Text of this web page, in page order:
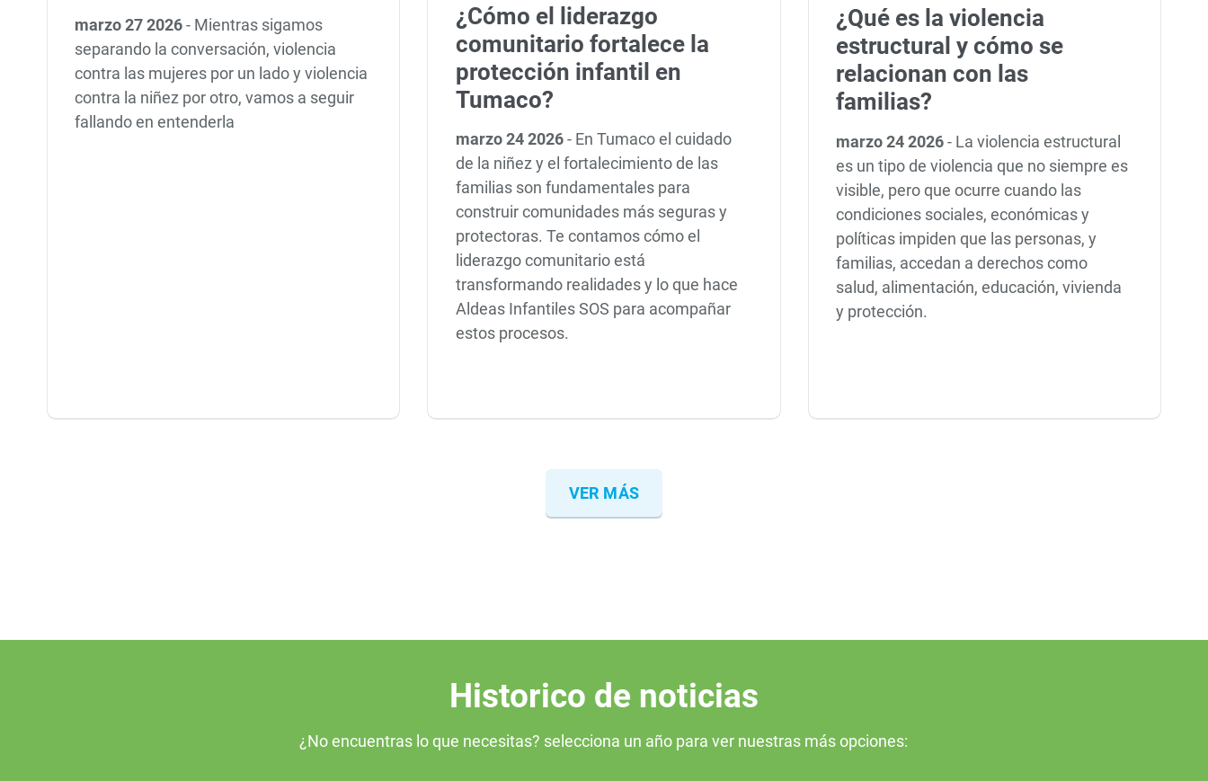
marzo 27 2026- Mientras sigamos
separando la conversación, violencia
contra las mujeres por un lado y violencia
contra la niñez por otro, vamos a seguir
fallando en entenderla
¿Cómo el liderazgo
comunitario fortalece la
protección infantil en
Tumaco?
marzo 24 2026- En Tumaco el cuidado
de la niñez y el fortalecimiento de las
familias son fundamentales para
construir comunidades más seguras y
protectoras. Te contamos cómo el
liderazgo comunitario está
transformando realidades y lo que hace
Aldeas Infantiles SOS para acompañar
estos procesos.
¿Qué es la violencia
estructural y cómo se
relacionan con las
familias?
marzo 24 2026- La violencia estructural
es un tipo de violencia que no siempre es
visible, pero que ocurre cuando las
condiciones sociales, económicas y
políticas impiden que las personas, y
familias, accedan a derechos como
salud, alimentación, educación, vivienda
y protección.
VER MÁS
Historico de noticias
¿No encuentras lo que necesitas? selecciona un año para ver nuestras más opciones: